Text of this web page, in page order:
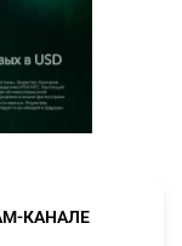
КАНАЛЕ